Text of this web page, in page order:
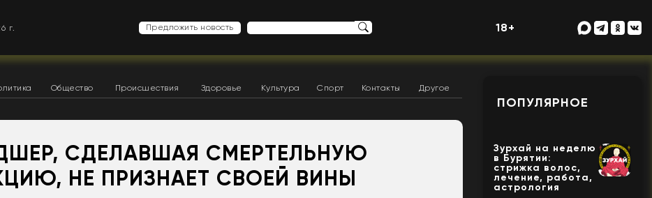
г. Предложить новость 18+
Общество Происшествия Здоровье Культура Спорт Контакты Другое
СДЕЛАВШАЯ СМЕРТЕЛЬНУЮ
НЕ ПРИЗНАЕТ СВОЕЙ ВИНЫ
ПОПУЛЯРНОЕ
Зурхай на неделю
в Бурятии:
стрижка волос,
лечение, работа,
астрология